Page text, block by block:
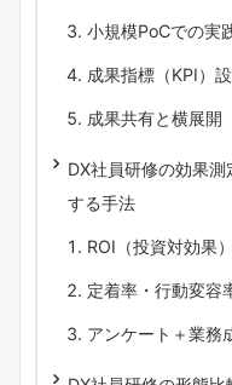
小規模PoCでの実
成果指標（KPI）
成果共有と横展開
DX社員研修の効果
する手法
ROI（投資対効果
定着率・行動変容
アンケート＋業務